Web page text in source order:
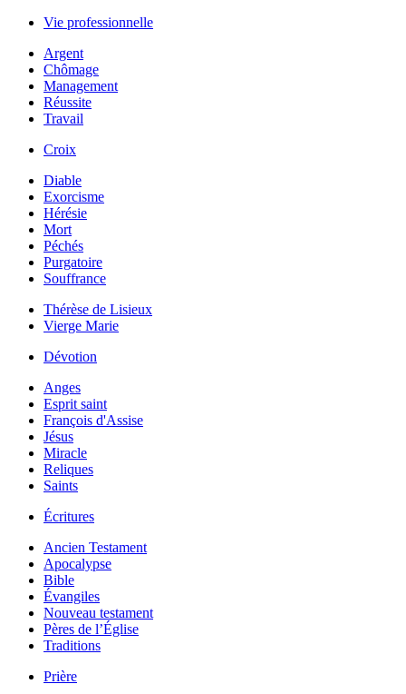
Vie professionnelle
Argent
Chômage
Management
Réussite
Travail
Croix
Diable
Exorcisme
Hérésie
Mort
Péchés
Purgatoire
Souffrance
Thérèse de Lisieux
Vierge Marie
Dévotion
Anges
Esprit saint
François d'Assise
Jésus
Miracle
Reliques
Saints
Écritures
Ancien Testament
Apocalypse
Bible
Évangiles
Nouveau testament
Pères de l’Église
Traditions
Prière